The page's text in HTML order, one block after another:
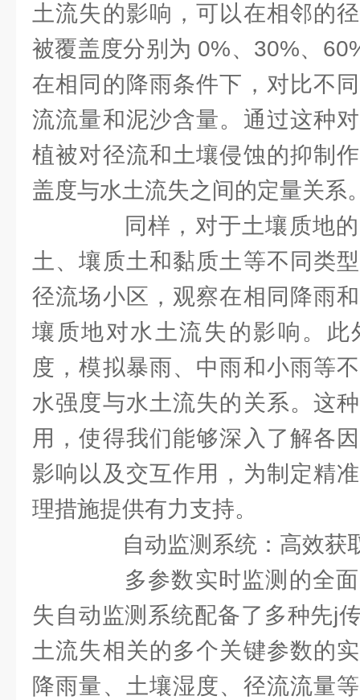
土流失的影响，可以在相邻的
被覆盖度分别为 0%、30%、
在相同的降雨条件下，对比不
流流量和泥沙含量。通过这种
植被对径流和土壤侵蚀的抑制
盖度与水土流失之间的定量关系
同样，对于土壤质地的
土、壤质土和黏质土等不同类
径流场小区，观察在相同降雨
壤质地对水土流失的影响。此
度，模拟暴雨、中雨和小雨等
水强度与水土流失的关系。这
用，使得我们能够深入了解各
影响以及交互作用，为制定精
理措施提供有力支持。
自动监测系统：高效获
多参数实时监测的全面
失自动监测系统配备了多种先j
土流失相关的多个关键参数的
降雨量、土壤湿度、径流流量